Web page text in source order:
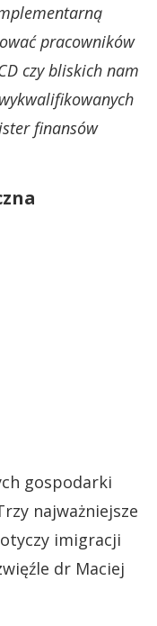
pracowników
czy bliskich nam
finansów
gospodarki
najważniejsze
imigracji
dr Maciej